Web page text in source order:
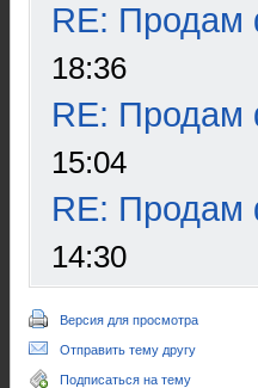
RE: Продам
18:36
RE: Продам
15:04
RE: Продам
14:30
Версия для просмотра
Отправить тему другу
Подписаться на тему